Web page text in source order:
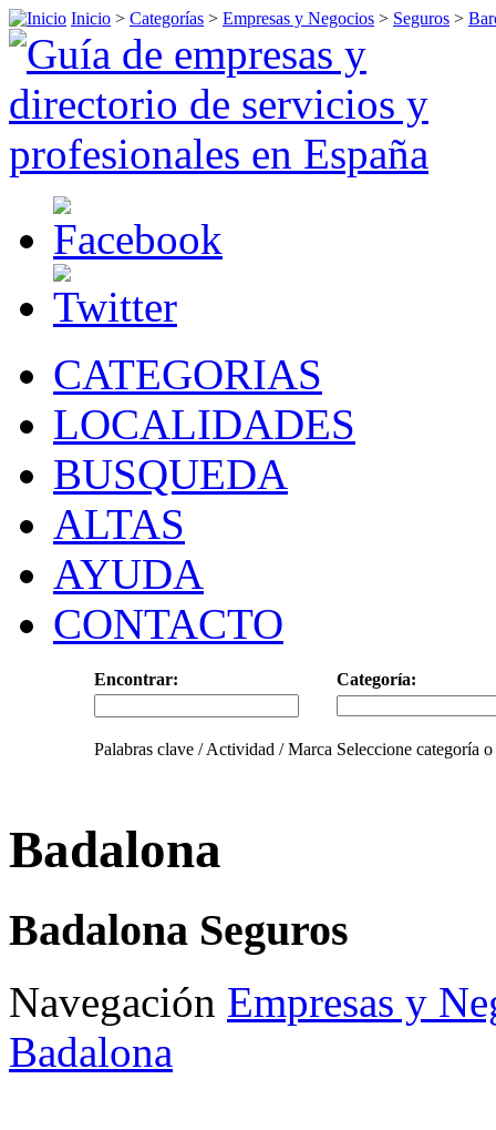
Inicio > Categorías > Empresas y Negocios > Seguros >
CATEGORIAS
LOCALIDADES
BUSQUEDA
ALTAS
AYUDA
CONTACTO
Encontrar: Categoría:
Palabras clave / Actividad / Marca Seleccione categoría
Badalona
Badalona Seguros
Navegación Empresas y
Badalona